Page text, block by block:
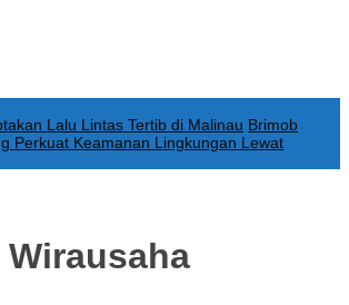
Lalu Lintas Tertib di Malinau Brimob
Perkuat Keamanan Lingkungan Lewat